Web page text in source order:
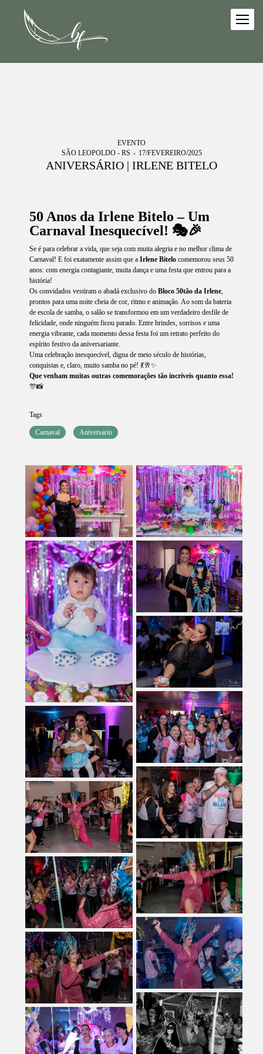
EVENTO
SÃO LEOPOLDO - RS
17/FEVEREIRO/2025
ANIVERSÁRIO | IRLENE BITELO
50 Anos da Irlene Bitelo – Um
Carnaval Inesquecível! 🎭🎉
Se é para celebrar a vida, que seja com muita alegria e no melhor clima de
Carnaval! E foi exatamente assim que a Irlene Bitelo comemorou seus 50
anos: com energia contagiante, muita dança e uma festa que entrou para a
história!
Os convidados vestiram o abadá exclusivo do Bloco 50tão da Irlene,
prontos para uma noite cheia de cor, ritmo e animação. Ao som da bateria
de escola de samba, o salão se transformou em um verdadeiro desfile de
felicidade, onde ninguém ficou parado. Entre brindes, sorrisos e uma
energia vibrante, cada momento dessa festa foi um retrato perfeito do
espírito festivo da aniversariante.
Uma celebração inesquecível, digna de meio século de histórias,
conquistas e, claro, muito samba no pé! 💃🥂✨
Que venham muitas outras comemorações tão incríveis quanto essa!
🎊📸
Tags
Carnaval Aniversario